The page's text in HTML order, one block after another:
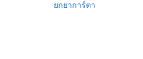
ยกยาการ์ตา